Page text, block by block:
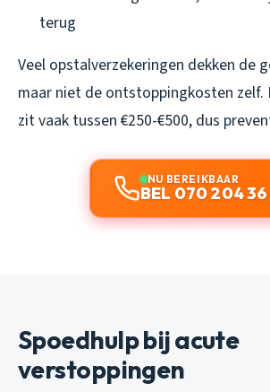
terug
Veel opstalverzekeringen dekken de
maar niet de ontstoppingkosten zelf.
zit vaak tussen €250-€500, dus
NU BEREIKBAAR
BEL 070 204 36
Spoedhulp bij acute
verstoppingen